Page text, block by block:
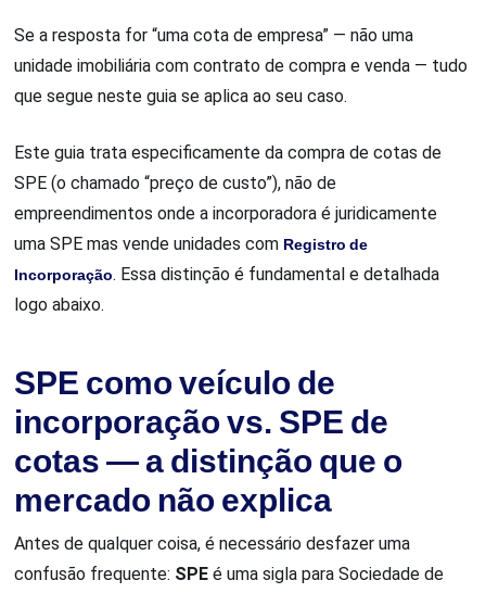
Se a resposta for “uma cota de empresa” — não uma
unidade imobiliária com contrato de compra e venda — tudo
que segue neste guia se aplica ao seu caso.
Este guia trata especificamente da compra de cotas de
SPE (o chamado “preço de custo”), não de
empreendimentos onde a incorporadora é juridicamente
uma SPE mas vende unidades com Registro de
Incorporação. Essa distinção é fundamental e detalhada
logo abaixo.
SPE como veículo de
incorporação vs. SPE de
cotas — a distinção que o
mercado não explica
Antes de qualquer coisa, é necessário desfazer uma
confusão frequente: SPE é uma sigla para Sociedade de